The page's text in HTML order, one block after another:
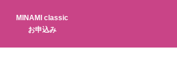
MINAMI classic
お申込み